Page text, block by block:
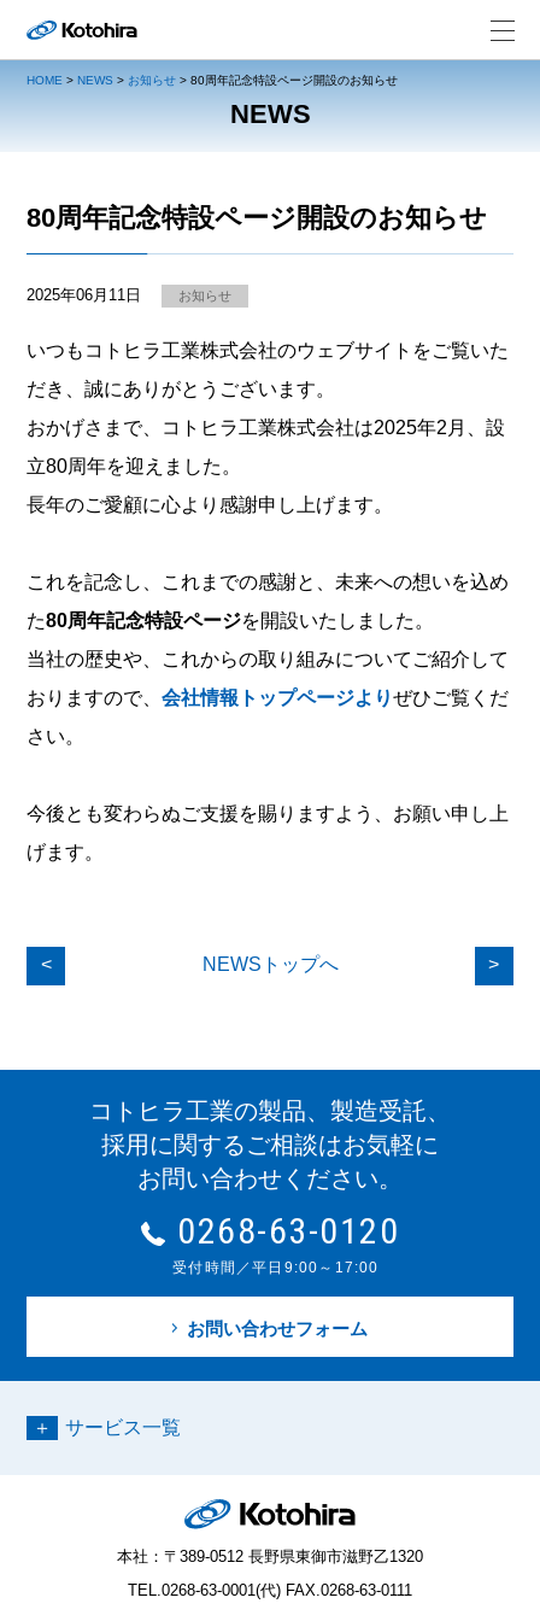
HOME >NEWS > お知らせ >80周年記念特設ページ開設のお知らせ
NEWS
80周年記念特設ページ開設のお知らせ
2025年06月11日 お知らせ
いつもコトヒラ工業株式会社のウェブサイトをご覧いた
だき、誠にありがとうございます。
おかげさまで、コトヒラ工業株式会社は2025年2月、設
立80周年を迎えました。
長年のご愛顧に心より感謝申し上げます。
これを記念し、これまでの感謝と、未来への想いを込め
た80周年記念特設ページを開設いたしました。
当社の歴史や、これからの取り組みについてご紹介して
おりますので、会社情報トップページよりぜひご覧くだ
さい。
今後とも変わらぬご支援を賜りますよう、お願い申し上
げます。
< >
NEWSトップへ
コトヒラ工業の製品、製造受託、
採用に関するご相談はお気軽に
お問い合わせください。
0268-63-0120
受付時間／平日9:00～17:00
お問い合わせフォーム
サービス一覧
本社：〒389-0512 長野県東御市滋野乙1320
TEL.0268-63-0001(代) FAX.0268-63-0111